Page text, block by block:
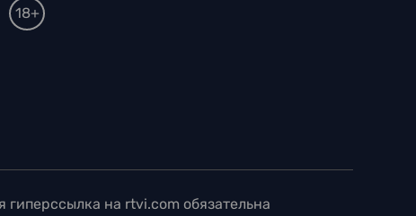
18+
на rtvi.com обязательна